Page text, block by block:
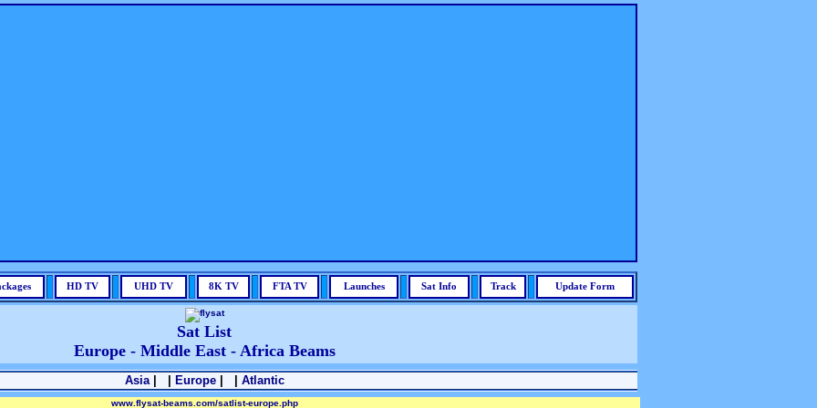
HD TV UHD TV 8K TV FTA TV Launches Sat Info Track Update Form
Sat List
Europe - Middle East - Africa Beams
Asia| | Europe| | Atlantic
www.flysat-beams.com/satlist-europe.php